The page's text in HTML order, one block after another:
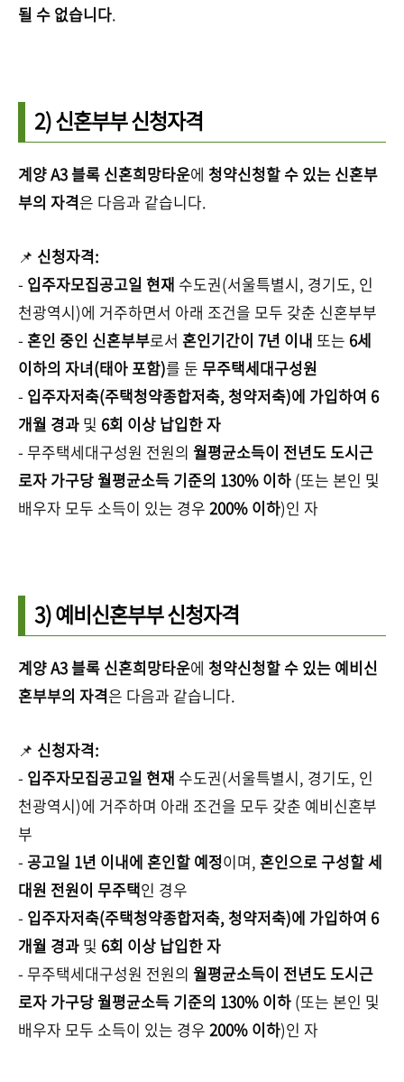
될 수 없습니다.
2) 신혼부부 신청자격
계양 A3 블록 신혼희망타운에 청약신청할 수 있는 신혼부
부의 자격은 다음과 같습니다.
📌 신청자격:
- 입주자모집공고일 현재 수도권(서울특별시, 경기도, 인
천광역시)에 거주하면서 아래 조건을 모두 갖춘 신혼부부
- 혼인 중인 신혼부부로서 혼인기간이 7년 이내 또는 6세
이하의 자녀(태아 포함)를 둔 무주택세대구성원
- 입주자저축(주택청약종합저축, 청약저축)에 가입하여 6
개월 경과 및 6회 이상 납입한 자
- 무주택세대구성원 전원의 월평균소득이 전년도 도시근
로자 가구당 월평균소득 기준의 130% 이하 (또는 본인 및
배우자 모두 소득이 있는 경우 200% 이하)인 자
3) 예비신혼부부 신청자격
계양 A3 블록 신혼희망타운에 청약신청할 수 있는 예비신
혼부부의 자격은 다음과 같습니다.
📌 신청자격:
- 입주자모집공고일 현재 수도권(서울특별시, 경기도, 인
천광역시)에 거주하며 아래 조건을 모두 갖춘 예비신혼부
부
- 공고일 1년 이내에 혼인할 예정이며, 혼인으로 구성할 세
대원 전원이 무주택인 경우
- 입주자저축(주택청약종합저축, 청약저축)에 가입하여 6
개월 경과 및 6회 이상 납입한 자
- 무주택세대구성원 전원의 월평균소득이 전년도 도시근
로자 가구당 월평균소득 기준의 130% 이하 (또는 본인 및
배우자 모두 소득이 있는 경우 200% 이하)인 자